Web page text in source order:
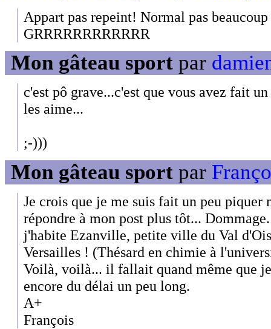
Appart pas repeint! Normal pas
GRRRRRRRRRRRR
Mon gâteau sport par
c'est pô grave...c'est que vous avez fait
les aime...
;-)))
Mon gâteau sport par
Je crois que je me suis fait un peu piquer
répondre à mon post plus tôt...
j'habite Ezanville, petite ville du Val
Versailles ! (Thésard en chimie à
Voilà, voilà... il fallait quand même que
encore du délai un peu long.
A+
François